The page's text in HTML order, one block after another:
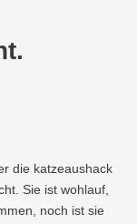
die katzeaushack
Sie ist wohlauf,
noch ist sie